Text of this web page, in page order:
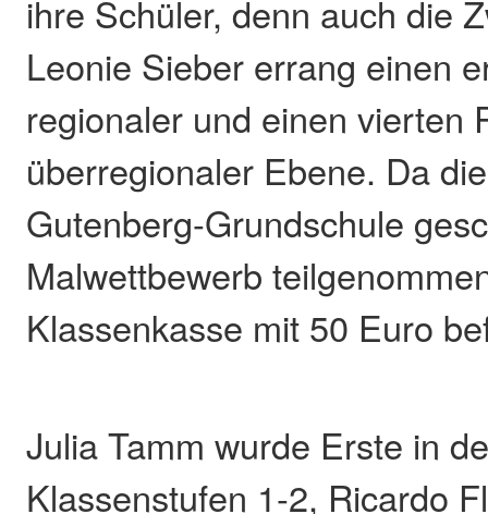
ihre Schüler, denn auch die
Leonie Sieber errang einen
regionaler und einen vierten
überregionaler Ebene. Da
Gutenberg-Grundschule
Malwettbewerb
Klassenkasse mit 50 Euro
Julia Tamm wurde Erste in
Klassenstufen 1-2, Ricardo